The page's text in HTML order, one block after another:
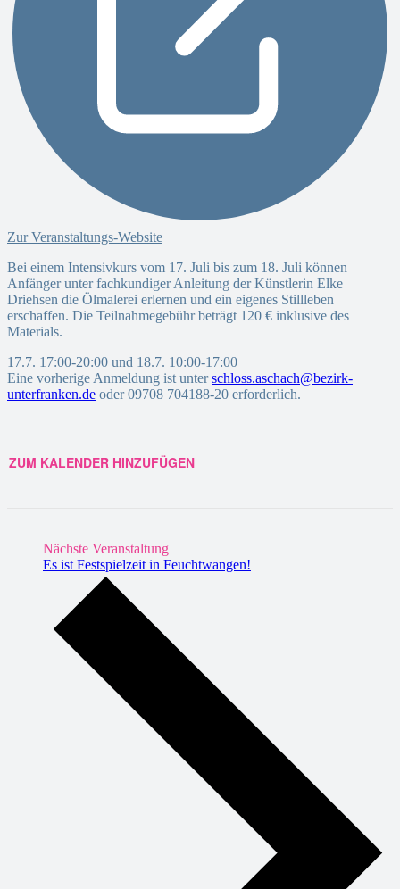
Zur Veranstaltungs-Website
Bei einem Intensivkurs vom 17. Juli bis zum 18. Juli können
Anfänger unter fachkundiger Anleitung der Künstlerin Elke
Driehsen die Ölmalerei erlernen und ein eigenes Stillleben
erschaffen. Die Teilnahmegebühr beträgt 120 € inklusive des
Materials.
17.7. 17:00-20:00 und 18.7. 10:00-17:00
Eine vorherige Anmeldung ist unterschloss.aschach@bezirk-
unterfranken.de oder 09708 704188-20 erforderlich.
ZUM KALENDER HINZUFÜGEN
Nächste Veranstaltung
Es ist Festspielzeit in Feuchtwangen!